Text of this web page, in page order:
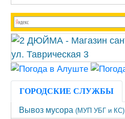
ГОРОДСКИЕ СЛУЖБЫ
Вывоз мусора (МУП УБГ и КС)